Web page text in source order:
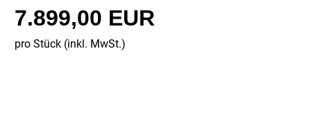
7.899,00 EUR
pro Stück (inkl. MwSt.)